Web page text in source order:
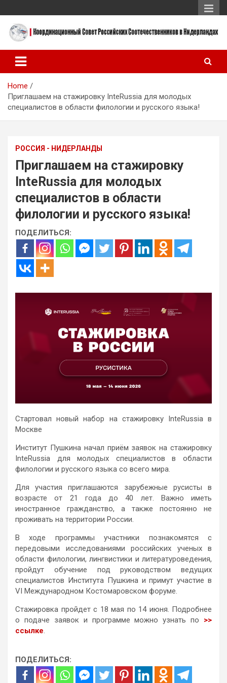
to
content
Координационный Совет
Российских
Соотечественников в
Нидерландах
Нидерландах
Home
Приглашаем на стажировку InteRussia для молодых
специалистов в области филологии и русского языка!
РОССИЯ - НИДЕРЛАНДЫ
Приглашаем на стажировку
InteRussia для молодых
специалистов в области
филологии и русского языка!
ПОДЕЛИТЬСЯ:
Стартовал новый набор на стажировку InteRussia в
Москве
Институт Пушкина начал приём заявок на стажировку
InteRussia для молодых специалистов в области
филологии и русского языка со всего мира.
Для участия приглашаются зарубежные русисты в
возрасте от 21 года до 40 лет. Важно иметь
иностранное гражданство, а также постоянно не
проживать на территории России.
В ходе программы участники познакомятся с
передовыми исследованиями российских ученых в
области филологии, лингвистики и литературоведения,
пройдут обучение под руководством ведущих
специалистов Института Пушкина и примут участие в
VI Международном Костомаровском форуме.
Стажировка пройдет с 18 мая по 14 июня. Подробнее
о подаче заявок и программе можно узнать по >>
ссылке.
ПОДЕЛИТЬСЯ: